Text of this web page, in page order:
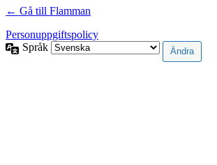
← Gå till Flamman
Personuppgiftspolicy
Språk